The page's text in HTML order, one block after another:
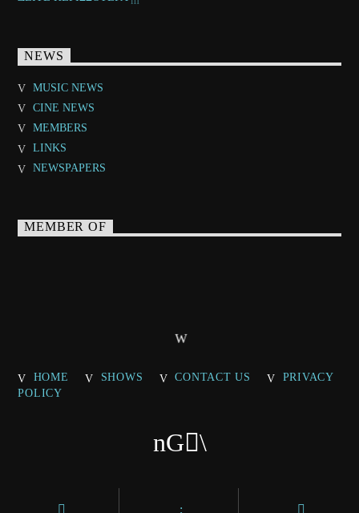
NEWS
MUSIC NEWS
CINE NEWS
MEMBERS
LINKS
NEWSPAPERS
MEMBER OF
HOME SHOWS CONTACT US
PRIVACY
POLICY